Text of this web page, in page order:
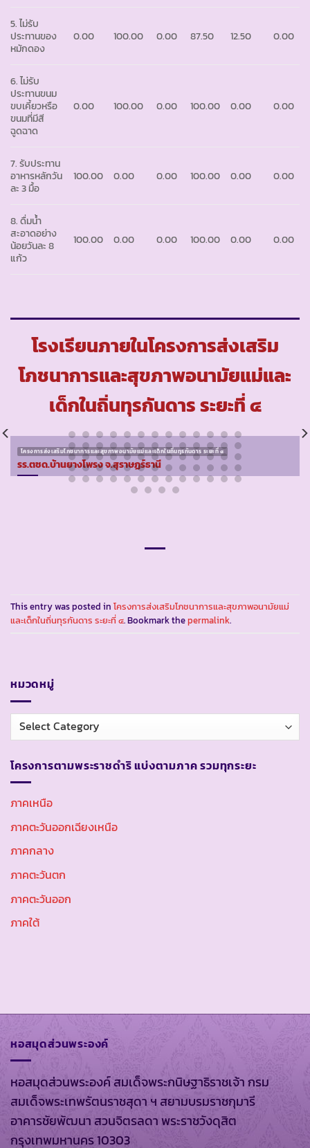
5. ไม่รับ
ประทานของ
หมักดอง
0.00 100.00 0.00 87.50 12.50 0.00
6. ไม่รับ
ประทานขนม
ขบเคี้ยวหรือ
ขนมที่มีสี
ฉูดฉาด
0.00 100.00 0.00 100.00 0.00 0.00
7. รับประทาน
อาหารหลักวัน
ละ 3 มื้อ
100.00 0.00 0.00 100.00 0.00 0.00
8. ดื่มน้ำ
สะอาดอย่าง
น้อยวันละ 8
แก้ว
100.00 0.00 0.00 100.00 0.00 0.00
โรงเรียนภายในโครงการส่งเสริม
โภชนาการและสุขภาพอนามัยแม่และ
เด็กในถิ่นทุรกันดาร ระยะที่ ๔
โครงการส่งเสริมโภชนาการและสุขภาพอนามัยแม่และเด็กในถิ่นทุรกันดาร ระยะที่ ๔
รร.ตชด.บ้านยางโพรง จ.สุราษฏร์ธานี
This entry was posted in โครงการส่งเสริมโภชนาการและสุขภาพอนามัยแม่
และเด็กในถิ่นทุรกันดาร ระยะที่ ๔. Bookmark thepermalink.
หมวดหมู่
หมวด
หมู่
โครงการตามพระราชดำริ แบ่งตามภาค รวมทุกระยะ
ภาคเหนือ
ภาคตะวันออกเฉียงเหนือ
ภาคกลาง
ภาคตะวันตก
ภาคตะวันออก
ภาคใต้
หอสมุดส่วนพระองค์
หอสมุดส่วนพระองค์ สมเด็จพระกนิษฐาธิราชเจ้า กรม
สมเด็จพระเทพรัตนราชสุดา ฯ สยามบรมราชกุมารี
อาคารชัยพัฒนา สวนจิตรลดา พระราชวังดุสิต
กรุงเทพมหานคร 10303